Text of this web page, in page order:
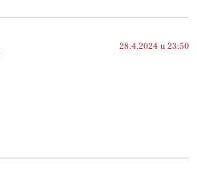
28.4.2024 u 23:50